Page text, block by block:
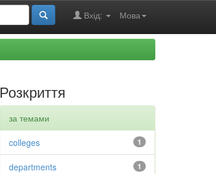
Мова
Вхід:
Розкриття
за темами
1
colleges
1
departments